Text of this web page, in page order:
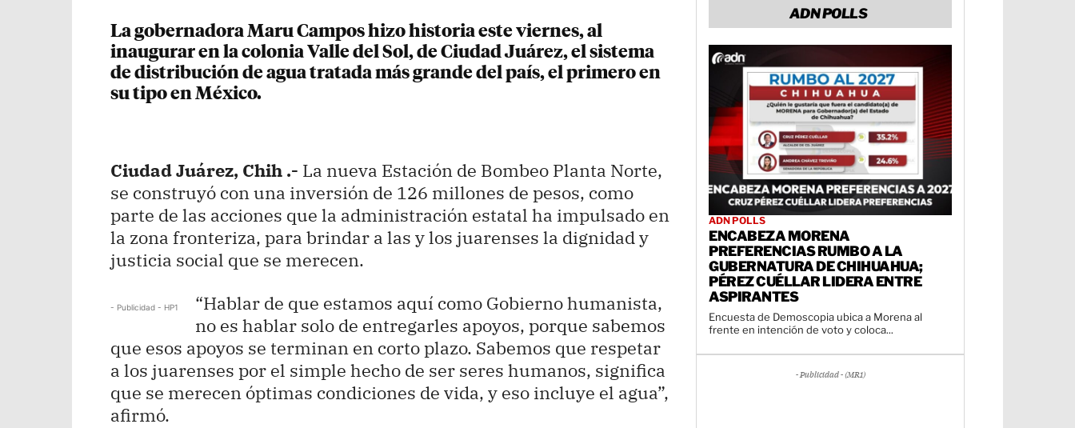
La gobernadora Maru Campos hizo historia este viernes, al
inaugurar en la colonia Valle del Sol, de Ciudad Juárez, el sistema
de distribución de agua tratada más grande del país, el primero en
su tipo en México.
Ciudad Juárez, Chih .- La nueva Estación de Bombeo Planta Norte,
se construyó con una inversión de 126 millones de pesos, como
parte de las acciones que la administración estatal ha impulsado en
la zona fronteriza, para brindar a las y los juarenses la dignidad y
justicia social que se merecen.
- Publicidad - HP1
“Hablar de que estamos aquí como Gobierno humanista,
no es hablar solo de entregarles apoyos, porque sabemos
que esos apoyos se terminan en corto plazo. Sabemos que respetar
a los juarenses por el simple hecho de ser seres humanos, significa
que se merecen óptimas condiciones de vida, y eso incluye el agua”,
afirmó.
ADN POLLS
ADN POLLS
ENCABEZA MORENA
PREFERENCIAS RUMBO A LA
GUBERNATURA DE CHIHUAHUA;
PÉREZ CUÉLLAR LIDERA ENTRE
ASPIRANTES
Encuesta de Demoscopia ubica a Morena al
frente en intención de voto y coloca...
- Publicidad - (MR1)